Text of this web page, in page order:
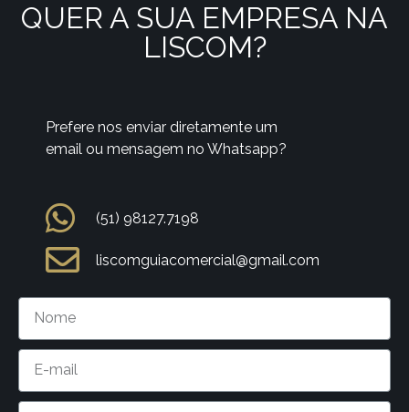
QUER A SUA EMPRESA NA
LISCOM?
Prefere nos enviar diretamente um
email ou mensagem no Whatsapp?
(51) 98127.7198
liscomguiacomercial@gmail.com